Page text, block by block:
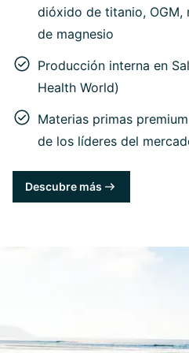
dióxido de titanio, OGM,
de magnesio
Producción interna en
Health World)
Materias primas
de los líderes del
Descubre más